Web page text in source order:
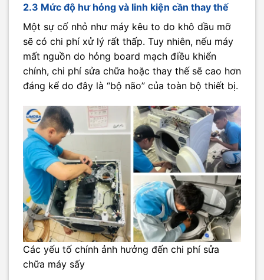
2.3 Mức độ hư hỏng và linh kiện cần thay thế
Một sự cố nhỏ như máy kêu to do khô dầu mỡ
sẽ có chi phí xử lý rất thấp. Tuy nhiên, nếu máy
mất nguồn do hỏng board mạch điều khiển
chính, chi phí sửa chữa hoặc thay thế sẽ cao hơn
đáng kể do đây là “bộ não” của toàn bộ thiết bị.
Các yếu tố chính ảnh hưởng đến chi phí sửa
chữa máy sấy